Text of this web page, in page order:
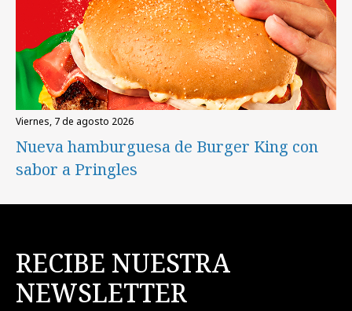
viernes, 7 de agosto 2026
Nueva hamburguesa de Burger King con
sabor a Pringles
RECIBE NUESTRA
NEWSLETTER